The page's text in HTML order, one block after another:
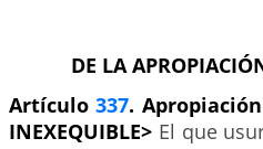
DE LA
Artículo337.
INEXEQUIBLE> El que